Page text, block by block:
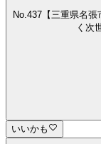
No.437【三重県名
く次
いいかも